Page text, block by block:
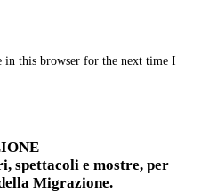
in this browser for the next time I
spettacoli e mostre, per
Migrazione.